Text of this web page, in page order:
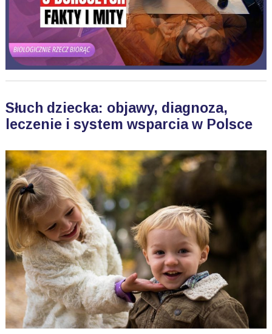
Słuch dziecka: objawy, diagnoza,
leczenie i system wsparcia w Polsce